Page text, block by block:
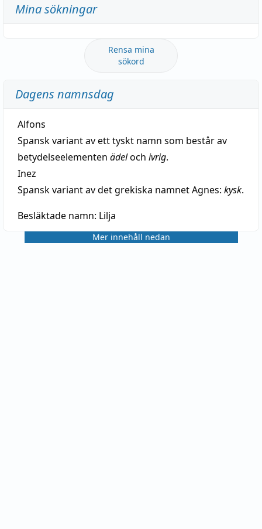
Mina sökningar
Rensa mina
sökord
Dagens namnsdag
Alfons
Spansk variant av ett tyskt namn som består av
betydelseelementen ädeloch ivrig.
Inez
Spansk variant av det grekiska namnet Agnes: kysk.
Besläktade namn: Lilja
Mer innehåll nedan